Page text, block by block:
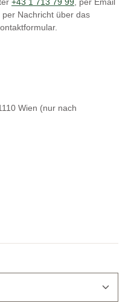
+43 1 713 79 99, per Email
per Nachricht über das
Wien (nur nach